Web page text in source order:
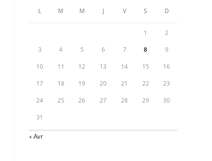
L M M J V S D
1 2
3 4 5 6 7 8 9
10 11 12 13 14 15 16
17 18 19 20 21 22 23
24 25 26 27 28 29 30
31
« Avr